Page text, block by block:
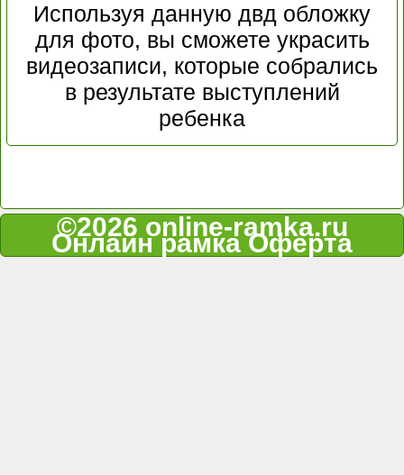
Используя данную двд обложку
для фото, вы сможете украсить
видеозаписи, которые собрались
в результате выступлений
ребенка
©2026 online-ramka.ru
Онлайн рамкаОферта